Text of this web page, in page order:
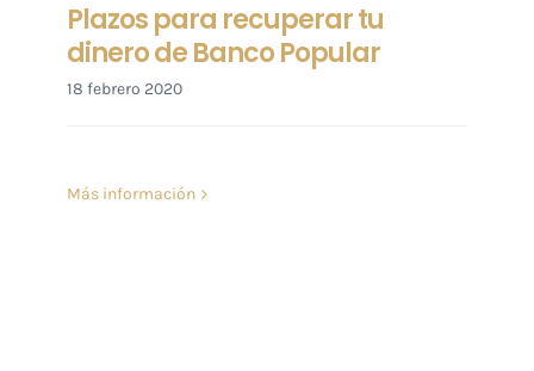
Plazos para recuperar tu
dinero de Banco Popular
18 febrero 2020
Más información